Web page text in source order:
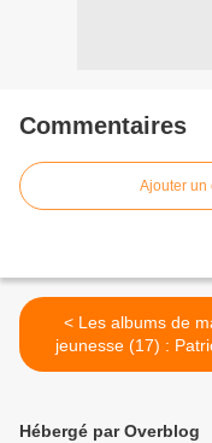
Commentaires
Ajouter un
< Les albums de ma
jeunesse (17) :
Street
Hébergé par Overblog